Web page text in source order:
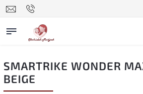
SMARTRIKE WONDER
BEIGE